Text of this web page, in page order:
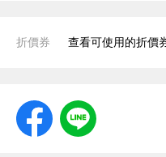
折價券 查看可使用的折價